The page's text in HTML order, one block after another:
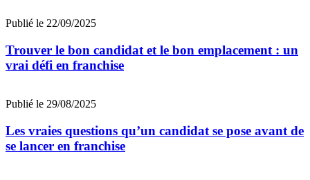
Publié le 22/09/2025
Trouver le bon candidat et le bon emplacement : un
vrai défi en franchise
Publié le 29/08/2025
Les vraies questions qu’un candidat se pose avant de
se lancer en franchise